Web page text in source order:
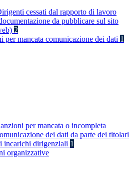
cessati dal rapporto di lavoro
da pubblicare sul sito
2
per mancata comunicazione dei dati 1
per mancata o incompleta
dei dati da parte dei titolari
incarichi dirigenziali 1
organizzative